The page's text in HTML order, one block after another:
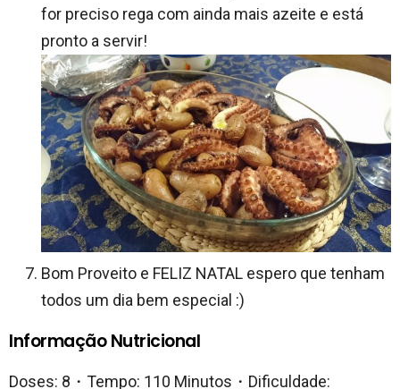
for preciso rega com ainda mais azeite e está
pronto a servir!
Bom Proveito e FELIZ NATAL espero que tenham
todos um dia bem especial :)
Informação Nutricional
Doses: 8・Tempo: 110 Minutos・Dificuldade: